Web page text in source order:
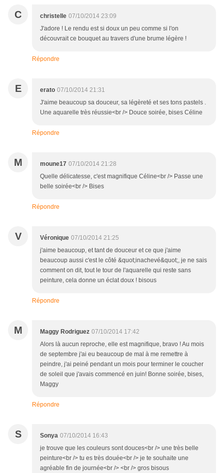
C christelle 07/10/2014 23:09
J'adore ! Le rendu est si doux un peu comme si l'on
découvrait ce bouquet au travers d'une brume légère !
Répondre
E erato 07/10/2014 21:31
J'aime beaucoup sa douceur, sa légèreté et ses tons pastels .
Une aquarelle très réussie<br /> Douce soirée, bises Céline
Répondre
M moune17 07/10/2014 21:28
Quelle délicatesse, c'est magnifique Céline<br /> Passe une
belle soirée<br /> Bises
Répondre
V Véronique 07/10/2014 21:25
j'aime beaucoup, et tant de douceur et ce que j'aime
beaucoup aussi c'est le côté &quot;inachevé&quot;, je ne sais
comment on dit, tout le tour de l'aquarelle qui reste sans
peinture, cela donne un éclat doux ! bisous
Répondre
M Maggy Rodriguez 07/10/2014 17:42
Alors là aucun reproche, elle est magnifique, bravo ! Au mois
de septembre j'ai eu beaucoup de mal à me remettre à
peindre, j'ai peiné pendant un mois pour terminer le coucher
de soleil que j'avais commencé en juin! Bonne soirée, bises,
Maggy
Répondre
S Sonya 07/10/2014 16:43
je trouve que les couleurs sont douces<br /> une très belle
peinture<br /> tu es très douée<br /> je te souhaite une
agréable fin de journée<br /> <br /> gros bisous